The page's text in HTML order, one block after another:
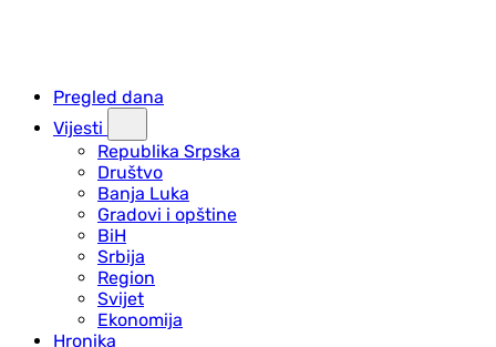
Pregled dana
Vijesti
Republika Srpska
Društvo
Banja Luka
Gradovi i opštine
BiH
Srbija
Region
Svijet
Ekonomija
Hronika